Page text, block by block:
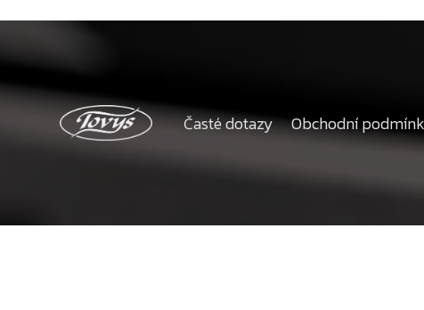
Časté dotazy Obchodní